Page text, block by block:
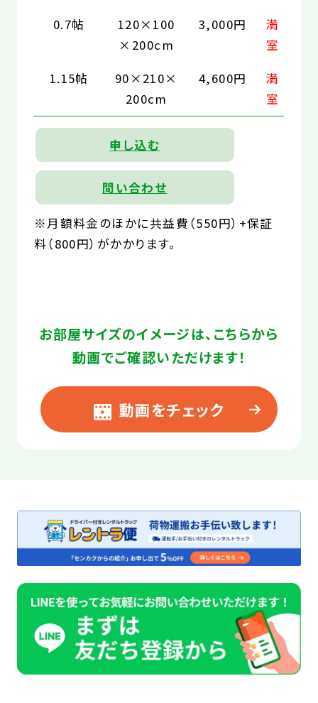
0.7帖
120×100
×200cm
3,000円
満
室
1.15帖
90×210×
200cm
4,600円
満
室
申し込む
問い合わせ
※月額料金のほかに共益費（550円）+保証
料（800円）がかかります。
お部屋サイズのイメージは、こちらから
動画でご確認いただけます！
動画をチェック